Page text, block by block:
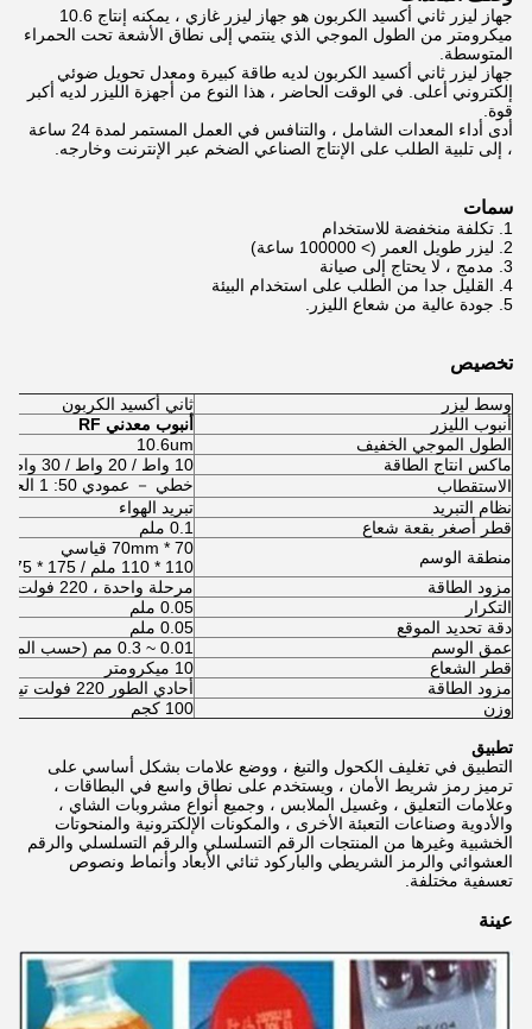
جهاز ليزر ثاني أكسيد الكربون هو جهاز ليزر غازي ، يمكنه إنتاج 10.6
ميكرومتر من الطول الموجي الذي ينتمي إلى نطاق الأشعة تحت الحمراء
المتوسطة.
جهاز ليزر ثاني أكسيد الكربون لديه طاقة كبيرة ومعدل تحويل ضوئي
إلكتروني أعلى. في الوقت الحاضر ، هذا النوع من أجهزة الليزر لديه أكبر
قوة.
أدى أداء المعدات الشامل ، والتنافس في العمل المستمر لمدة 24 ساعة
، إلى تلبية الطلب على الإنتاج الصناعي الضخم عبر الإنترنت وخارجه.
سمات
تكلفة منخفضة للاستخدام
ليزر طويل العمر (> 100000 ساعة)
مدمج ، لا يحتاج إلى صيانة
القليل جدا من الطلب على استخدام البيئة
جودة عالية من شعاع الليزر.
تخصيص
وسط ليزر
ثاني أكسيد الكربون
أنبوب الليزر
أنبوب معدني RF
الطول الموجي الخفيف
10.6um
ماكس انتاج الطاقة
10 واط / 20 واط / 30 واط
الاستقطاب
خطي － عمودي 50: 1 الحد الأدنى للانقراض
نظام التبريد
تبريد الهواء
قطر أصغر بقعة شعاع
0.1 ملم
منطقة الوسم
70 * 70mm قياسي
110 * 110 ملم / 175 * 175 ملم / 230 * 230 ملم اختياري
مزود الطاقة
مرحلة واحدة ، 220 فولت ، 50/60 هرتز ، 1 كيلو وات
التكرار
0.05 ملم
دقة تحديد الموقع
0.05 ملم
عمق الوسم
0.01 ~ 0.3 مم (حسب المادة)
قطر الشعاع
10 ميكرومتر
مزود الطاقة
أحادي الطور 220 فولت تيار متردد 500 فولت أمبير 50/60 هرتز
وزن
100 كجم
تطبيق
التطبيق في تغليف الكحول والتبغ ، ووضع علامات بشكل أساسي على
ترميز رمز شريط الأمان ، ويستخدم على نطاق واسع في البطاقات ،
وعلامات التعليق ، وغسيل الملابس ، وجميع أنواع مشروبات الشاي ،
والأدوية وصناعات التعبئة الأخرى ، والمكونات الإلكترونية والمنحوتات
الخشبية وغيرها من المنتجات الرقم التسلسلي والرقم التسلسلي والرقم
العشوائي والرمز الشريطي والباركود ثنائي الأبعاد وأنماط ونصوص
تعسفية مختلفة.
عينة